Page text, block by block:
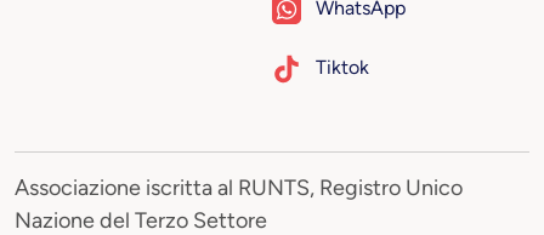
WhatsApp
Tiktok
Associazione iscritta al RUNTS, Registro Unico
Nazione del Terzo Settore